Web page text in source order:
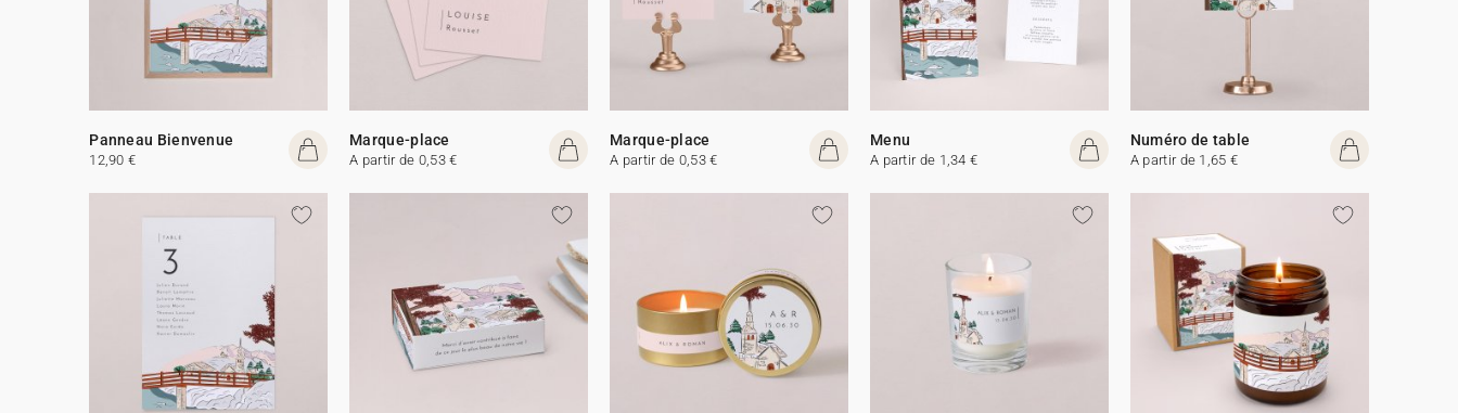
Panneau Bienvenue
12,90 €
Marque-place
A partir de 0,53 €
Marque-place
A partir de 0,53 €
Menu
A partir de 1,34 €
Numéro de table
A partir de 1,65 €